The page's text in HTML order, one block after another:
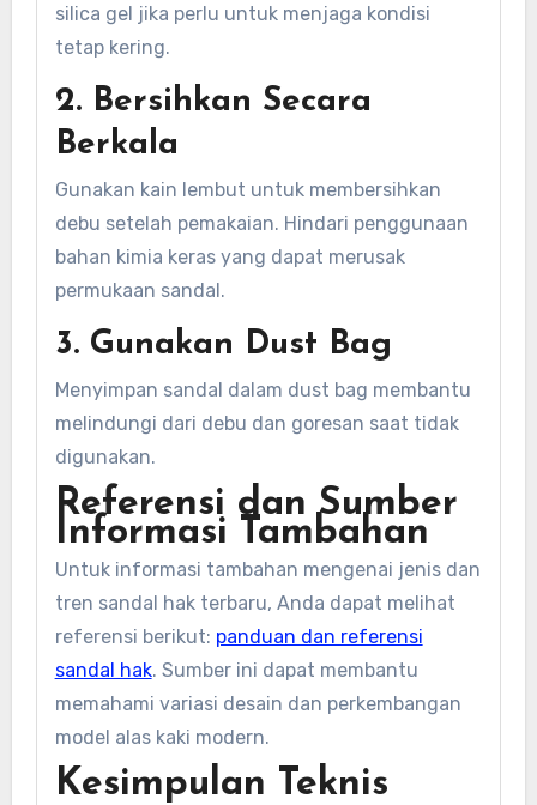
silica gel jika perlu untuk menjaga kondisi
tetap kering.
2. Bersihkan Secara
Berkala
Gunakan kain lembut untuk membersihkan
debu setelah pemakaian. Hindari penggunaan
bahan kimia keras yang dapat merusak
permukaan sandal.
3. Gunakan Dust Bag
Menyimpan sandal dalam dust bag membantu
melindungi dari debu dan goresan saat tidak
digunakan.
Referensi dan Sumber
Informasi Tambahan
Untuk informasi tambahan mengenai jenis dan
tren sandal hak terbaru, Anda dapat melihat
referensi berikut: panduan dan referensi
sandal hak. Sumber ini dapat membantu
memahami variasi desain dan perkembangan
model alas kaki modern.
Kesimpulan Teknis